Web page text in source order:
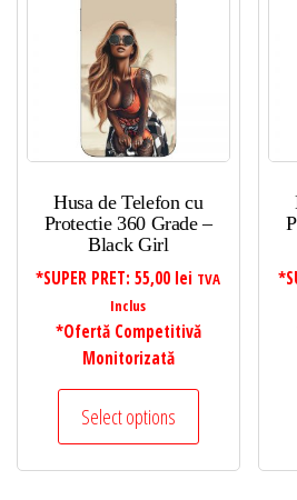
Husa de Telefon cu
Protectie 360 Grade –
Black Girl
*SUPER PRET:55,00 lei TVA
Inclus
*Ofertă Competitivă
Monitorizată
Select options